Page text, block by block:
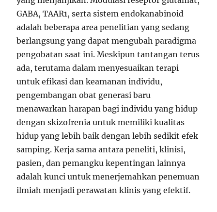
GABA, TAAR1, serta sistem endokanabinoid
adalah beberapa area penelitian yang sedang
berlangsung yang dapat mengubah paradigma
pengobatan saat ini. Meskipun tantangan terus
ada, terutama dalam menyesuaikan terapi
untuk efikasi dan keamanan individu,
pengembangan obat generasi baru
menawarkan harapan bagi individu yang hidup
dengan skizofrenia untuk memiliki kualitas
hidup yang lebih baik dengan lebih sedikit efek
samping. Kerja sama antara peneliti, klinisi,
pasien, dan pemangku kepentingan lainnya
adalah kunci untuk menerjemahkan penemuan
ilmiah menjadi perawatan klinis yang efektif.